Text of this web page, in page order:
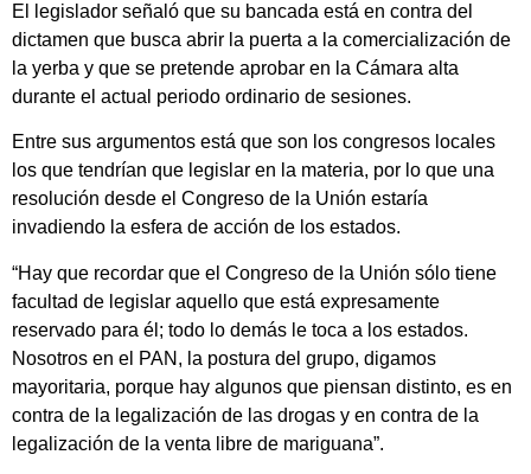
El legislador señaló que su bancada está en contra del
dictamen que busca abrir la puerta a la comercialización de
la yerba y que se pretende aprobar en la Cámara alta
durante el actual periodo ordinario de sesiones.
Entre sus argumentos está que son los congresos locales
los que tendrían que legislar en la materia, por lo que una
resolución desde el Congreso de la Unión estaría
invadiendo la esfera de acción de los estados.
“Hay que recordar que el Congreso de la Unión sólo tiene
facultad de legislar aquello que está expresamente
reservado para él; todo lo demás le toca a los estados.
Nosotros en el PAN, la postura del grupo, digamos
mayoritaria, porque hay algunos que piensan distinto, es en
contra de la legalización de las drogas y en contra de la
legalización de la venta libre de mariguana”.